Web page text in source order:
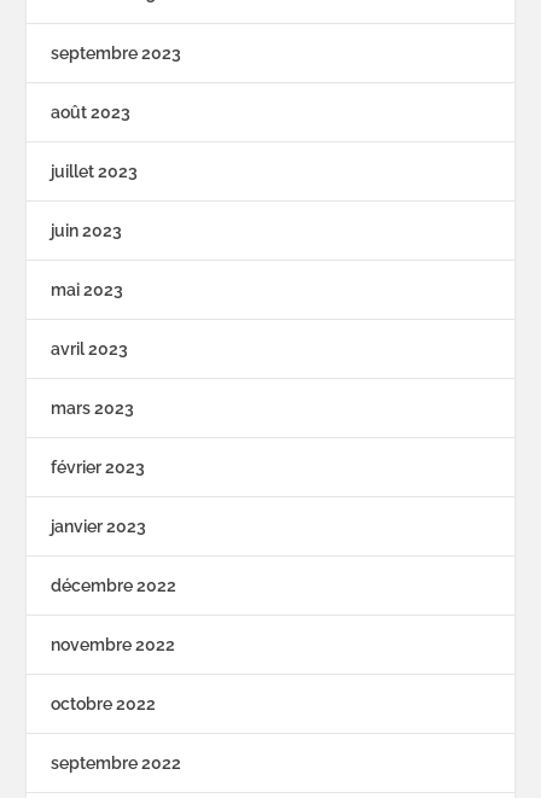
septembre 2023
août 2023
juillet 2023
juin 2023
mai 2023
avril 2023
mars 2023
février 2023
janvier 2023
décembre 2022
novembre 2022
octobre 2022
septembre 2022